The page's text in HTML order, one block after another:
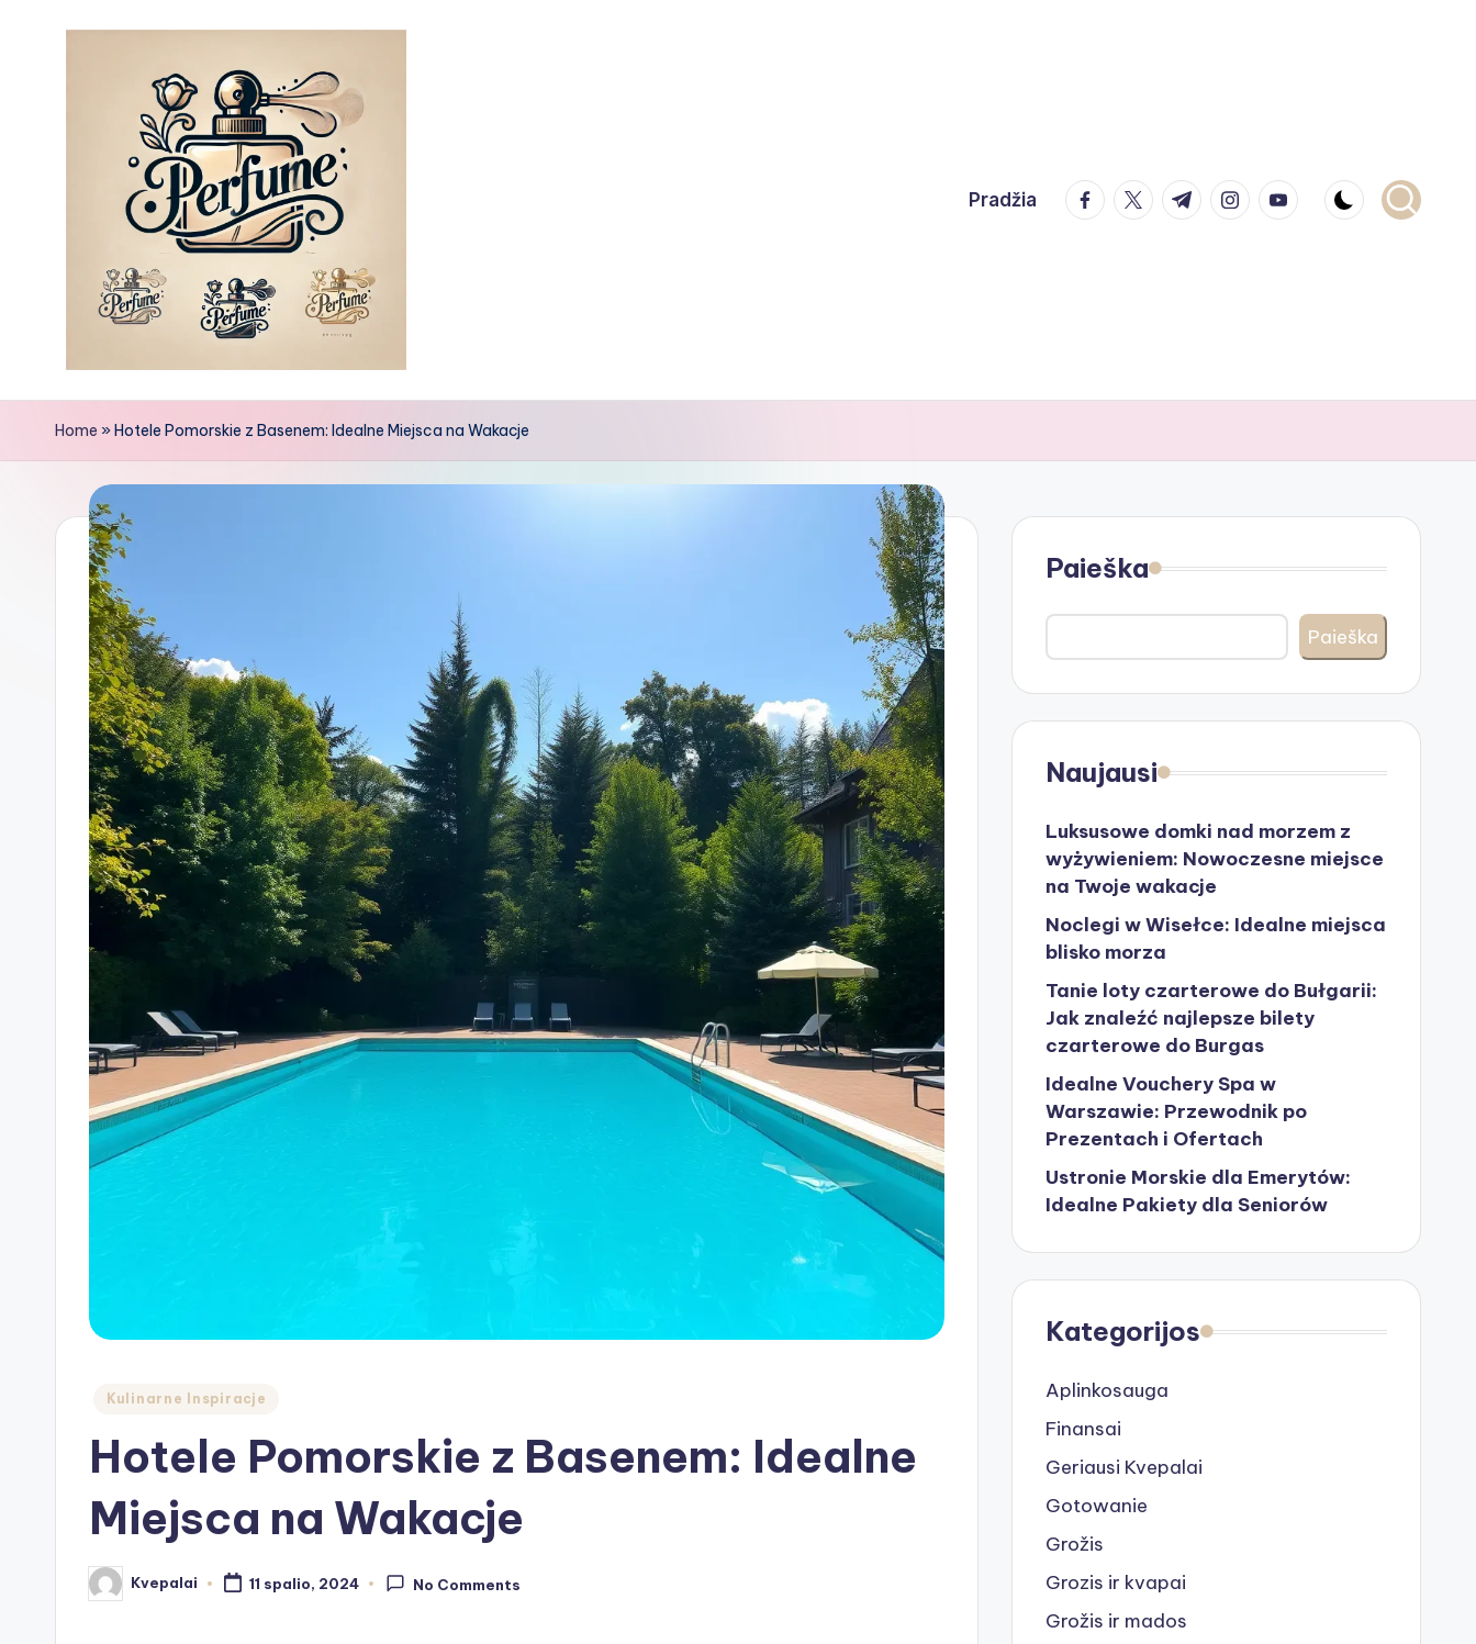
Pradžia facebook.com
twitter.com
t.me instagram.com
youtube.com
Home »Hotele Pomorskie z Basenem: Idealne Miejsca na Wakacje
Posted
Kulinarne Inspiracje
Hotele Pomorskie z Basenem: Idealne
Miejsca na Wakacje
Posted
by
Kvepalai 11 spalio, 2024 No Comments
Paieška
Paieška
Naujausi
Luksusowe domki nad morzem z
wyżywieniem: Nowoczesne miejsce
na Twoje wakacje
Noclegi w Wisełce: Idealne miejsca
blisko morza
Tanie loty czarterowe do Bułgarii:
Jak znaleźć najlepsze bilety
czarterowe do Burgas
Idealne Vouchery Spa w
Warszawie: Przewodnik po
Prezentach i Ofertach
Ustronie Morskie dla Emerytów:
Idealne Pakiety dla Seniorów
Kategorijos
Aplinkosauga
Finansai
Geriausi Kvepalai
Gotowanie
Grožis
Grozis ir kvapai
Grožis ir mados